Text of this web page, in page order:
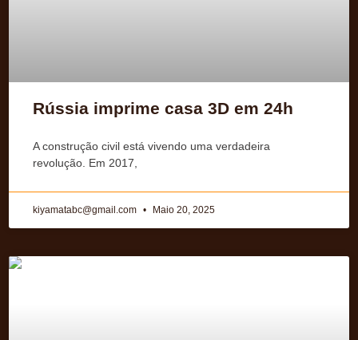
Rússia imprime casa 3D em 24h
A construção civil está vivendo uma verdadeira
revolução. Em 2017,
kiyamatabc@gmail.com Maio 20, 2025